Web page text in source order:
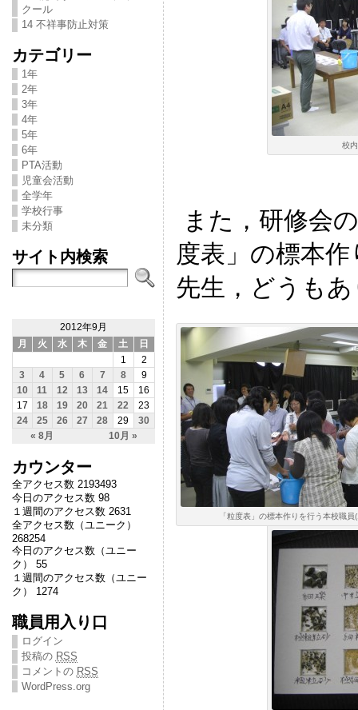
クール
14 不祥事防止対策
カテゴリー
1年
2年
3年
4年
5年
6年
PTA活動
児童会活動
全学年
学校行事
未分類
サイト内検索
2012年9月
月
火 水 木 金 土 日
« 8月 10月 »
1
2
3
4 5 6 7 8
9
10
11 12 13 14 15
16
17
18 19 20 21 22
23
24
25 26 27 28 29 30
カウンター
全アクセス数 2193493
今日のアクセス数 98
１週間のアクセス数 2631
全アクセス数（ユニーク）
268254
今日のアクセス数（ユニー
ク） 55
１週間のアクセス数（ユニー
ク） 1274
職員用入り口
ログイン
投稿の RSS
コメントの RSS
WordPress.org
校
また，研修会
度表」の標本
先生，どうも
「粒度表」の標本作りを行う本校職